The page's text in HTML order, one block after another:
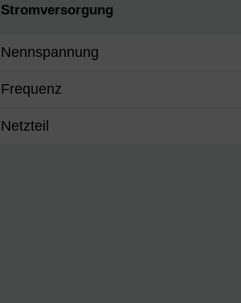
Stromversorgung
Nennspannung
Frequenz
Netzteil